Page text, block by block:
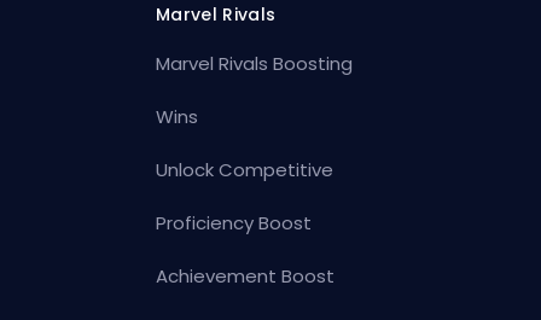
Marvel Rivals
Marvel Rivals Boosting
Wins
Unlock Competitive
Proficiency Boost
Achievement Boost